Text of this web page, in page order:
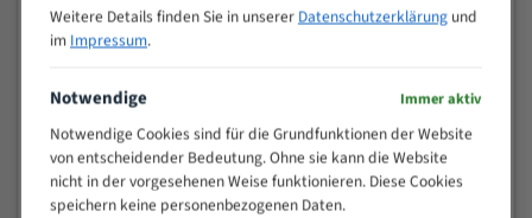
15 - 40
8/12
25 - 50
80 - 180
3/4
130 -
350
2/3
Weitere Details finden Sie in unserer Datenschutzerklärungund
im Impressum.
Notwendige Immer aktiv
Notwendige Cookies sind für die Grundfunktionen der Website
von entscheidender Bedeutung. Ohne sie kann die Website
nicht in der vorgesehenen Weise funktionieren. Diese Cookies
speichern keine personenbezogenen Daten.